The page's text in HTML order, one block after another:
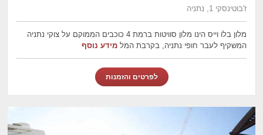
ז'בוטינסקי 1, נתניה
מלון בלו וייס הינו מלון סוויטות ברמת 4 כוכבים הממוקם על צוקי נתניה
המשקיף לעבר חופי נתניה, בקרבת המלמידע נוסף
לפרטים והזמנות